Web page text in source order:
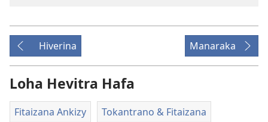
Hiverina Manaraka
Loha Hevitra Hafa
Fitaizana Ankizy Tokantrano & Fitaizana